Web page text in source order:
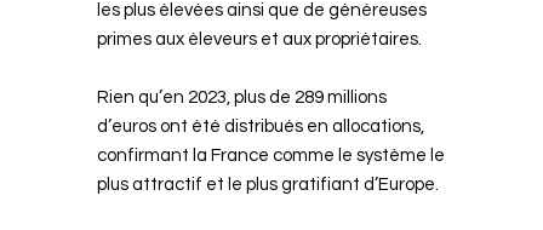
les plus élevées ainsi que de généreuses
primes aux éleveurs et aux propriétaires.
Rien qu’en 2023, plus de 289 millions
d’euros ont été distribués en allocations,
confirmant la France comme le système le
plus attractif et le plus gratifiant d’Europe.